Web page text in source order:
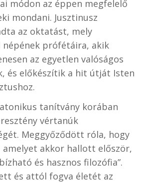
módon az éppen megfelelő
mondani. Jusztinusz
az oktatást, mely
prófétáira, akik
az egyetlen valóságos
és előkészítik a hit útját Isten
tanítvány korában
vértanúk
Meggyőződött róla, hogy
amelyet akkor hallott először,
és hasznos filozófia”.
és attól fogva életét az